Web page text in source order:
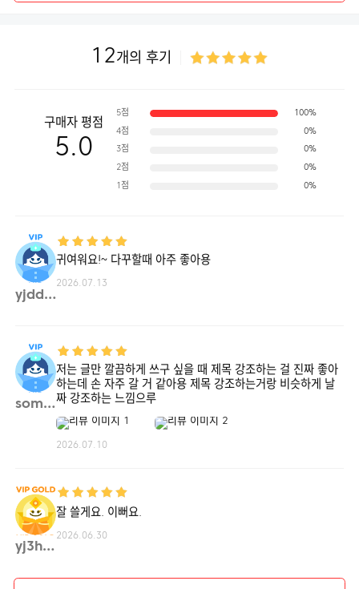
12개의 후기
구매자 평점
5.0
5점 100%
4점 0%
3점 0%
2점 0%
1점 0%
yjdd**
귀여워요!~ 다꾸할때 아주 좋아용
2026.07.13
somin**
저는 글만 깔끔하게 쓰구 싶을 때 제목 강조하는 걸 진짜 좋아
하는데 손 자주 갈 거 같아용 제목 강조하는거랑 비슷하게 날
짜 강조하는 느낌으루
2026.07.10
yj3hf**
잘 쓸게요. 이뻐요.
2026.06.30